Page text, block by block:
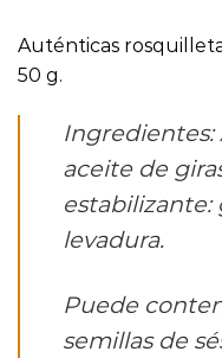
Auténticas
50 g.
Ingredientes:
aceite de
estabilizante:
levadura.
Puede
semillas de